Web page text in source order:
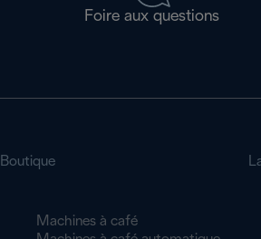
Foire aux questions
Boutique
Machines à café